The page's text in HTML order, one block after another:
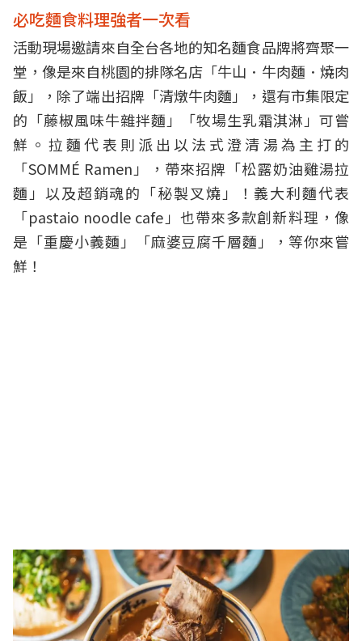
必吃麵食料理強者一次看
活動現場邀請來自全台各地的知名麵食品牌將齊聚一
堂，像是來自桃園的排隊名店「牛山．牛肉麵．燒肉
飯」，除了端出招牌「清燉牛肉麵」，還有市集限定
的「藤椒風味牛雜拌麵」「牧場生乳霜淇淋」可嘗
鮮。拉麵代表則派出以法式澄清湯為主打的
「SOMMÉ Ramen」，帶來招牌「松露奶油雞湯拉
麵」以及超銷魂的「秘製叉燒」！義大利麵代表
「pastaio noodle cafe」也帶來多款創新料理，像
是「重慶小義麵」「麻婆豆腐千層麵」，等你來嘗
鮮！